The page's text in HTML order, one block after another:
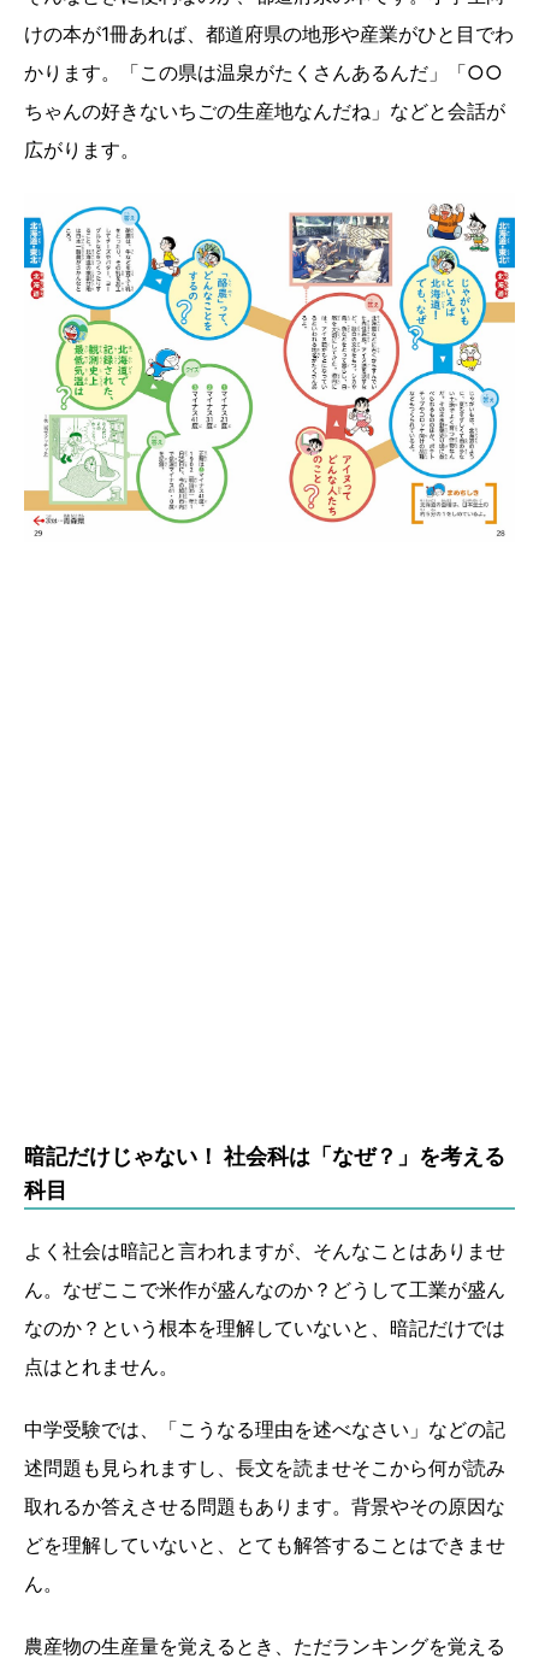
けの本が1冊あれば、都道府県の地形や産業がひと目でわ
かります。「この県は温泉がたくさんあるんだ」「○○
ちゃんの好きないちごの生産地なんだね」などと会話が
広がります。
暗記だけじゃない！ 社会科は「なぜ？」を考える
科目
よく社会は暗記と言われますが、そんなことはありませ
ん。なぜここで米作が盛んなのか？どうして工業が盛ん
なのか？という根本を理解していないと、暗記だけでは
点はとれません。
中学受験では、「こうなる理由を述べなさい」などの記
述問題も見られますし、長文を読ませそこから何が読み
取れるか答えさせる問題もあります。背景やその原因な
どを理解していないと、とても解答することはできませ
ん。
農産物の生産量を覚えるとき、ただランキングを覚える